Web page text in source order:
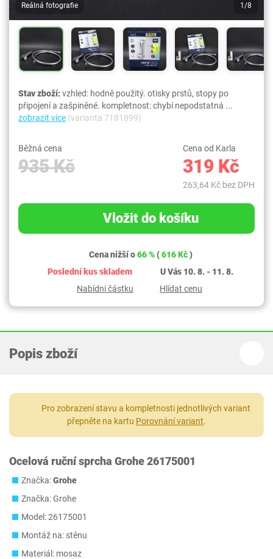
Reálná fotografie 1/8
Stav zboží:vzhled: hodně použitý. otisky prstů, stopy po
připojení a zašpiněné. kompletnost: chybí nepodstatná ...
zobrazit více (varianta 7181899)
Běžná cena
935 Kč
Cena od Karla
319 Kč
263,64 Kč bez DPH
Vložit do košíku
Cena nižší o66 %(616 Kč)
Poslední kus skladem
U Vás 10. 8. - 11. 8.
Nabídni částku
Hlídat cenu
Popis zboží
Pro zobrazení stavu a kompletnosti jednotlivých variant
přepněte na kartu Porovnání variant.
Ocelová ruční sprcha Grohe 26175001
Značka:Grohe
Značka: Grohe
Model: 26175001
Montáž na: stěnu
Materiál: mosaz